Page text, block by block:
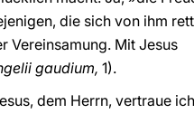
die sich von ihm
Vereinsamung. Mit Jesus
gaudium, 1).
dem Herrn, vertraue ich